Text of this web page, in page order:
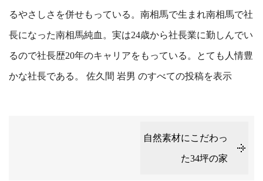
るやさしさを併せもっている。南相馬で生まれ南相馬で社
長になった南相馬純血。実は24歳から社長業に勤しんでい
るので社長歴20年のキャリアをもっている。とても人情豊
かな社長である。 佐久間 岩男 のすべての投稿を表示
自然素材にこだわっ
た34坪の家